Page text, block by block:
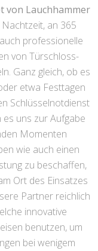
von Lauchhammer
an 365
professionelle
von Türschloss-
Ganz gleich, ob es
etwa Festtagen
Schlüsselnotdienst
uns zur Aufgabe
Momenten
wie auch einen
zu beschaffen,
Ort des Einsatzes
Partner reichlich
innovative
benutzen, um
bei wenigem